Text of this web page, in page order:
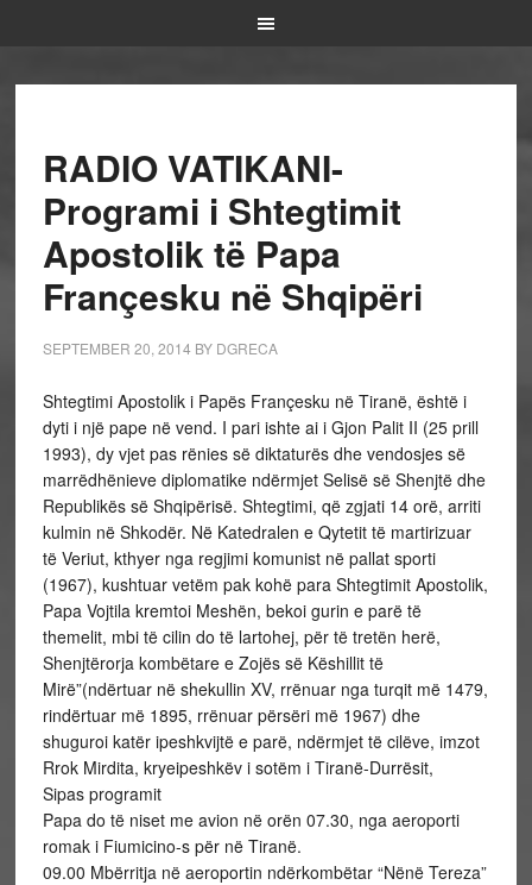
RADIO VATIKANI-
Programi i Shtegtimit
Apostolik të Papa
Françesku në Shqipëri
SEPTEMBER 20, 2014 BY DGRECA
Shtegtimi Apostolik i Papës Françesku në Tiranë, është i
dyti i një pape në vend. I pari ishte ai i Gjon Palit II (25 prill
1993), dy vjet pas rënies së diktaturës dhe vendosjes së
marrëdhënieve diplomatike ndërmjet Selisë së Shenjtë dhe
Republikës së Shqipërisë. Shtegtimi, që zgjati 14 orë, arriti
kulmin në Shkodër. Në Katedralen e Qytetit të martirizuar
të Veriut, kthyer nga regjimi komunist në pallat sporti
(1967), kushtuar vetëm pak kohë para Shtegtimit Apostolik,
Papa Vojtila kremtoi Meshën, bekoi gurin e parë të
themelit, mbi të cilin do të lartohej, për të tretën herë,
Shenjtërorja kombëtare e Zojës së Këshillit të
Mirë”(ndërtuar në shekullin XV, rrënuar nga turqit më 1479,
rindërtuar më 1895, rrënuar përsëri më 1967) dhe
shuguroi katër ipeshkvijtë e parë, ndërmjet të cilëve, imzot
Rrok Mirdita, kryeipeshkëv i sotëm i Tiranë-Durrësit,
Sipas programit
Papa do të niset me avion në orën 07.30, nga aeroporti
romak i Fiumicino-s për në Tiranë.
09.00 Mbërritja në aeroportin ndërkombëtar “Nënë Tereza”